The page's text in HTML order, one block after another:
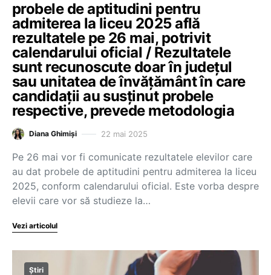
probele de aptitudini pentru
admiterea la liceu 2025 află
rezultatele pe 26 mai, potrivit
calendarului oficial / Rezultatele
sunt recunoscute doar în județul
sau unitatea de învățământ în care
candidații au susținut probele
respective, prevede metodologia
Diana Ghimiși 22 mai 2025
Pe 26 mai vor fi comunicate rezultatele elevilor care
au dat probele de aptitudini pentru admiterea la liceu
2025, conform calendarului oficial. Este vorba despre
elevii care vor să studieze la…
Vezi articolul
Știri